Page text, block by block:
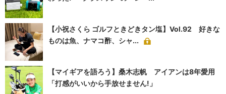
【小祝さくら ゴルフときどきタン塩】Vol.92 好きな
ものは魚、ナマコ酢、シャ...
【マイギアを語ろう】桑木志帆 アイアンは8年愛用
「打感がいいから手放せません!」